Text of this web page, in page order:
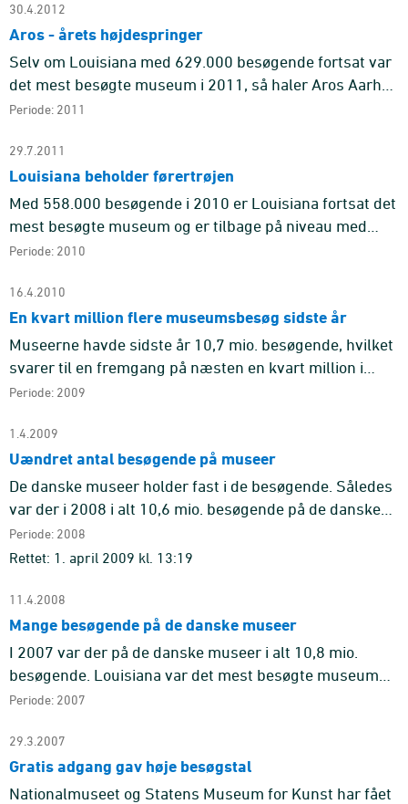
30.4.2012
Aros - årets højdespringer
Selv om Louisiana med 629.000 besøgende fortsat var
det mest besøgte museum i 2011, så haler Aros Aarhus
Kunstmuseum kraftigt ind. Med en stigning i
Periode: 2011
29.7.2011
Louisiana beholder førertrøjen
Med 558.000 besøgende i 2010 er Louisiana fortsat det
mest besøgte museum og er tilbage på niveau med
besøgstallet for 2008, hvor museets jubilæum blev
Periode: 2010
16.4.2010
En kvart million flere museumsbesøg sidste år
Museerne havde sidste år 10,7 mio. besøgende, hvilket
svarer til en fremgang på næsten en kvart million i
forhold til året før. Dermed er besøgstallet for 2009
Periode: 2009
1.4.2009
Uændret antal besøgende på museer
De danske museer holder fast i de besøgende. Således
var der i 2008 i alt 10,6 mio. besøgende på de danske
museer, hvilket er 0,5 pct. færre end året før. Louisiana
var f ...
Periode: 2008
Rettet: 1. april 2009 kl. 13:19
11.4.2008
Mange besøgende på de danske museer
I 2007 var der på de danske museer i alt 10,8 mio.
besøgende. Louisiana var det mest besøgte museum
med 468.200 besøgende. Det er 117.100 eller en
Periode: 2007
29.3.2007
Gratis adgang gav høje besøgstal
Nationalmuseet og Statens Museum for Kunst har fået